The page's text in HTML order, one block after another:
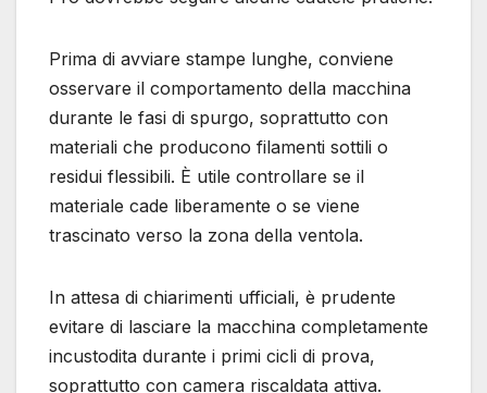
Prima di avviare stampe lunghe, conviene
osservare il comportamento della macchina
durante le fasi di spurgo, soprattutto con
materiali che producono filamenti sottili o
residui flessibili. È utile controllare se il
materiale cade liberamente o se viene
trascinato verso la zona della ventola.
In attesa di chiarimenti ufficiali, è prudente
evitare di lasciare la macchina completamente
incustodita durante i primi cicli di prova,
soprattutto con camera riscaldata attiva.